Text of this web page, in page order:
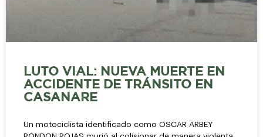
LUTO VIAL: NUEVA MUERTE EN
ACCIDENTE DE TRÁNSITO EN
CASANARE
Un motociclista identificado como OSCAR ARBEY